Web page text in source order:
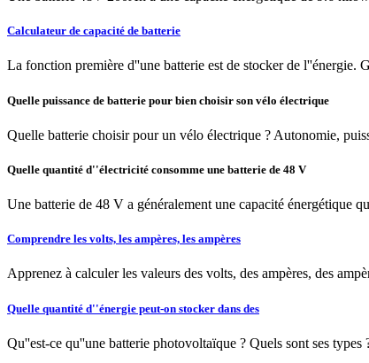
Calculateur de capacité de batterie
La fonction première d''une batterie est de stocker de l''énergie.
Quelle puissance de batterie pour bien choisir son vélo électrique
Quelle batterie choisir pour un vélo électrique ? Autonomie,
Quelle quantité d''électricité consomme une batterie de 48 V
Une batterie de 48 V a généralement une capacité énergétique
Comprendre les volts, les ampères, les ampères
Apprenez à calculer les valeurs des volts, des ampères, des
Quelle quantité d''énergie peut-on stocker dans des
Qu''est-ce qu''une batterie photovoltaïque ? Quels sont ses